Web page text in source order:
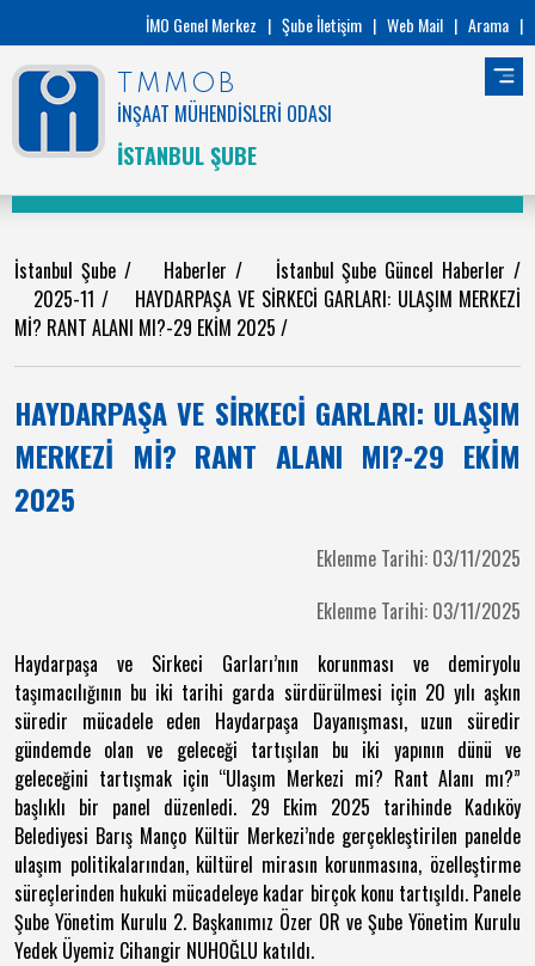
İMO Genel Merkez | Şube İletişim | Web Mail | Arama |
TMMOB
İNŞAAT MÜHENDİSLERİ ODASI
İSTANBUL ŞUBE
İstanbul Şube / Haberler/ İstanbul Şube Güncel Haberler/
2025-11 / HAYDARPAŞA VE SİRKECİ GARLARI: ULAŞIM MERKEZİ
Mİ? RANT ALANI MI?-29 EKİM 2025 /
HAYDARPAŞA VE SİRKECİ GARLARI: ULAŞIM
MERKEZİ Mİ? RANT ALANI MI?-29 EKİM
2025
Eklenme Tarihi: 03/11/2025
Eklenme Tarihi: 03/11/2025
Haydarpaşa ve Sirkeci Garları’nın korunması ve demiryolu
taşımacılığının bu iki tarihi garda sürdürülmesi için 20 yılı aşkın
süredir mücadele eden Haydarpaşa Dayanışması, uzun süredir
gündemde olan ve geleceği tartışılan bu iki yapının dünü ve
geleceğini tartışmak için “Ulaşım Merkezi mi? Rant Alanı mı?”
başlıklı bir panel düzenledi. 29 Ekim 2025 tarihinde Kadıköy
Belediyesi Barış Manço Kültür Merkezi’nde gerçekleştirilen panelde
ulaşım politikalarından, kültürel mirasın korunmasına, özelleştirme
süreçlerinden hukuki mücadeleye kadar birçok konu tartışıldı. Panele
Şube Yönetim Kurulu 2. Başkanımız Özer OR ve Şube Yönetim Kurulu
Yedek Üyemiz Cihangir NUHOĞLU katıldı.